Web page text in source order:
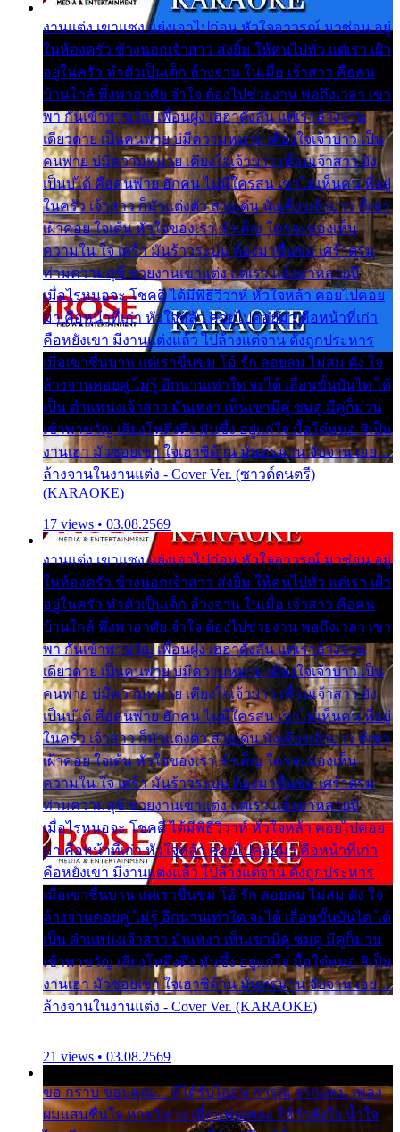
งานแต่ง เขาแซง แย่งเอาไปก่อน หัวใจอาวรณ์ มาซ่อน อยู่
ในห้องครัว ข้างนอกเจ้าสาว ส่งยิ้ม ให้คนไปทั่ว แต่เรา เฝ้า
อยู่ในครัว ทำตัวเป็นเด็ก ล้างจาน ในเมื่อ เจ้าสาว คือคน
บ้านใกล้ พึ่งพาอาศัย จำใจ ต้องไปช่วยงาน พอถึงเวลา เขา
พา กันเข้าพาขวัญ เพื่อนฝูง เฮฮาดังลั่น แต่เราล้างจาน
เดียวดาย เป็นคนพ่าย บ่มีความหมาย เคียงใจเจ้าบ่าว เป็น
คนพ่าย บ่มีความหมาย เคียงใจเจ้าบ่าว เพื่อนเจ้าสาว ยัง
เป็นบ่ได้ คือคนพ่าย ฮักคน ไม่มีใครสน เขาไม่เห็นคน ที่อยู่
ในครัว เจ้าสาว ก็มัวแต่งตัว สวยเด่น นั่งเคียงเจ้าบ่าว ที่เขา
เฝ้าคอย ใจเต้น หัวใจของเรา ลำเค็ญ ใครจะมองเห็น
ความใน ใจ เศร้า มันร้าวระบม ต้องมาขื่นขม เศร้าตรม
ท่ามความสุขี ช่วยงานเขาแต่ง แต่เรา แล้งมาหลายปี
เมื่อไรหนอจะ โชคดี ได้มีพิธีวิวาห์ หัวใจหล้า คอยไปคอย
มา คือหน้าที่เก่า หัวใจหล้า คอยไปคอยมา คือหน้าที่เก่า
คือหยังเขา มีงานแต่งแล้ว ไปล้างแต่จาน ดั่งถูกประหาร
เมื่อเขาชื่นบาน แต่เราขื่นขม โอ้ รัก ลอยลม ไม่สม ดัง ใจ
ล้างจานคอยคู่ ไม่รู้ อีกนานเท่าใด จะได้ เลื่อนขั้นบันได ได้
เป็น ตำแหน่งเจ้าสาว มันเหงา เห็นเขามีคู่ ซมดู มีคู่ก็ม่วน
เข้าพาขวัญ เสียงโห่ตึงตึง มันซึ้ง อยู่แก่ใจ มื้อใด๋หนอ สิเป็น
งานเฮา มัวซอยเขา ใจเฮาซิด้าน มันทรมาน จับจาน เอย…
ล้างจานในงานแต่ง - Cover Ver. (ซาวด์ดนตรี)
(KARAOKE)
17 views • 03.08.2569
งานแต่ง เขาแซง แย่งเอาไปก่อน หัวใจอาวรณ์ มาซ่อน อยู่
ในห้องครัว ข้างนอกเจ้าสาว ส่งยิ้ม ให้คนไปทั่ว แต่เรา เฝ้า
อยู่ในครัว ทำตัวเป็นเด็ก ล้างจาน ในเมื่อ เจ้าสาว คือคน
บ้านใกล้ พึ่งพาอาศัย จำใจ ต้องไปช่วยงาน พอถึงเวลา เขา
พา กันเข้าพาขวัญ เพื่อนฝูง เฮฮาดังลั่น แต่เราล้างจาน
เดียวดาย เป็นคนพ่าย บ่มีความหมาย เคียงใจเจ้าบ่าว เป็น
คนพ่าย บ่มีความหมาย เคียงใจเจ้าบ่าว เพื่อนเจ้าสาว ยัง
เป็นบ่ได้ คือคนพ่าย ฮักคน ไม่มีใครสน เขาไม่เห็นคน ที่อยู่
ในครัว เจ้าสาว ก็มัวแต่งตัว สวยเด่น นั่งเคียงเจ้าบ่าว ที่เขา
เฝ้าคอย ใจเต้น หัวใจของเรา ลำเค็ญ ใครจะมองเห็น
ความใน ใจ เศร้า มันร้าวระบม ต้องมาขื่นขม เศร้าตรม
ท่ามความสุขี ช่วยงานเขาแต่ง แต่เรา แล้งมาหลายปี
เมื่อไรหนอจะ โชคดี ได้มีพิธีวิวาห์ หัวใจหล้า คอยไปคอย
มา คือหน้าที่เก่า หัวใจหล้า คอยไปคอยมา คือหน้าที่เก่า
คือหยังเขา มีงานแต่งแล้ว ไปล้างแต่จาน ดั่งถูกประหาร
เมื่อเขาชื่นบาน แต่เราขื่นขม โอ้ รัก ลอยลม ไม่สม ดัง ใจ
ล้างจานคอยคู่ ไม่รู้ อีกนานเท่าใด จะได้ เลื่อนขั้นบันได ได้
เป็น ตำแหน่งเจ้าสาว มันเหงา เห็นเขามีคู่ ซมดู มีคู่ก็ม่วน
เข้าพาขวัญ เสียงโห่ตึงตึง มันซึ้ง อยู่แก่ใจ มื้อใด๋หนอ สิเป็น
งานเฮา มัวซอยเขา ใจเฮาซิด้าน มันทรมาน จับจาน เอย…
ล้างจานในงานแต่ง - Cover Ver. (KARAOKE)
21 views • 03.08.2569
ขอ กราบ ขอบคุณ.... ที่ได้รับไออุ่น การุณ จากแฟน เพลง
ผมแสนชื่นใจ หายวังเวง เมื่อแฟนเพลง ให้กำลังใจ น้ำใจ